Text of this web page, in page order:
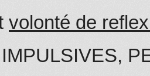
volonté de